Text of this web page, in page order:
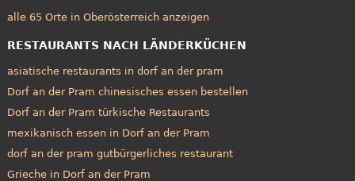
alle 65 Orte in Oberösterreich anzeigen
RESTAURANTS NACH LÄNDERKÜCHEN
asiatische restaurants in dorf an der pram
Dorf an der Pram chinesisches essen bestellen
Dorf an der Pram türkische Restaurants
mexikanisch essen in Dorf an der Pram
dorf an der pram gutbürgerliches restaurant
Grieche in Dorf an der Pram